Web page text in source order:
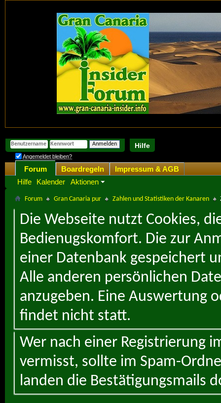
Hilfe
Angemeldet bleiben?
Forum
Hilfe
Kalender Aktionen
Boardregeln Impressum & AGB
Forum Gran Canaria pur Zahlen und Statistiken der Kanaren
Die Webseite nutzt Cookies,
Bedienugskomfort. Die zur
einer Datenbank gespeichert
Alle anderen persönlichen
anzugeben. Eine Auswertung
findet nicht statt.
Wer nach einer Registrierung
vermisst, sollte im Spam-
landen die Bestätigungsmails